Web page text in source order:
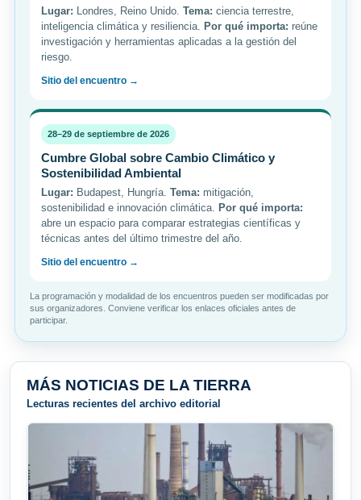
Lugar: Londres, Reino Unido. Tema: ciencia terrestre,
inteligencia climática y resiliencia. Por qué importa: reúne
investigación y herramientas aplicadas a la gestión del
riesgo.
Sitio del encuentro →
28–29 de septiembre de 2026
Cumbre Global sobre Cambio Climático y
Sostenibilidad Ambiental
Lugar: Budapest, Hungría. Tema: mitigación,
sostenibilidad e innovación climática. Por qué importa:
abre un espacio para comparar estrategias científicas y
técnicas antes del último trimestre del año.
Sitio del encuentro →
La programación y modalidad de los encuentros pueden ser modificadas por
sus organizadores. Conviene verificar los enlaces oficiales antes de
participar.
MÁS NOTICIAS DE LA TIERRA
Lecturas recientes del archivo editorial